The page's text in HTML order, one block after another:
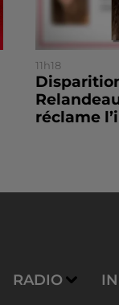
11h18
réclame
RADIO